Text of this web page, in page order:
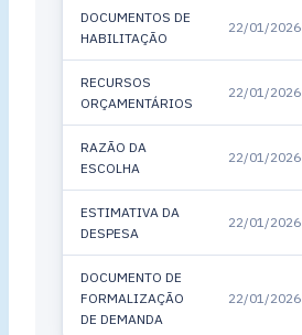
DOCUMENTOS DE
HABILITAÇÃO
22/01/2026
RECURSOS
ORÇAMENTÁRIOS
22/01/2026
RAZÃO DA
ESCOLHA
22/01/2026
ESTIMATIVA DA
DESPESA
22/01/2026
DOCUMENTO DE
FORMALIZAÇÃO
DE DEMANDA
22/01/2026